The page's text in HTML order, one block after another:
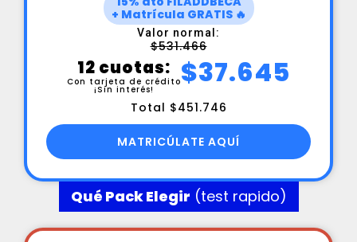
+ Matrícula GRATIS 🔥
Valor normal:
$531.466
12 cuotas:
Con tarjeta de crédito
¡Sin interés! $37.645
Total $451.746
MATRICÚLATE AQUÍ
Qué Pack Elegir (test rapido)